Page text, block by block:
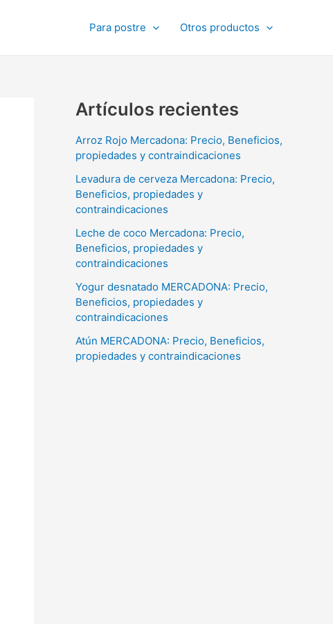
Para postre Otros productos
Artículos recientes
Arroz Rojo Mercadona: Precio, Beneficios,
propiedades y contraindicaciones
Levadura de cerveza Mercadona: Precio,
Beneficios, propiedades y
contraindicaciones
Leche de coco Mercadona: Precio,
Beneficios, propiedades y
contraindicaciones
Yogur desnatado MERCADONA: Precio,
Beneficios, propiedades y
contraindicaciones
Atún MERCADONA: Precio, Beneficios,
propiedades y contraindicaciones